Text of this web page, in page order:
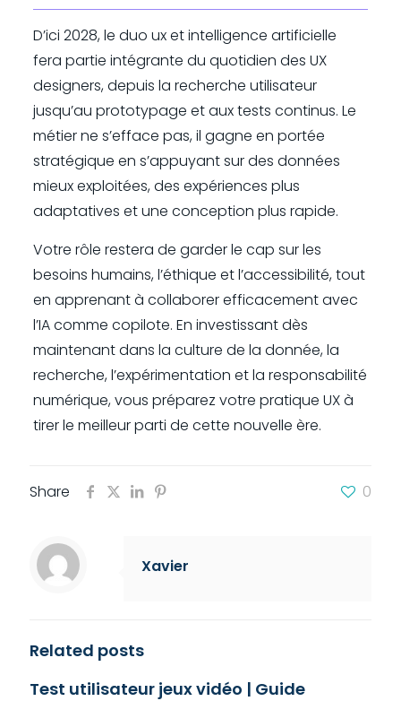
D’ici 2028, le duo ux et intelligence artificielle
fera partie intégrante du quotidien des UX
designers, depuis la recherche utilisateur
jusqu’au prototypage et aux tests continus. Le
métier ne s’efface pas, il gagne en portée
stratégique en s’appuyant sur des données
mieux exploitées, des expériences plus
adaptatives et une conception plus rapide.
Votre rôle restera de garder le cap sur les
besoins humains, l’éthique et l’accessibilité, tout
en apprenant à collaborer efficacement avec
l’IA comme copilote. En investissant dès
maintenant dans la culture de la donnée, la
recherche, l’expérimentation et la responsabilité
numérique, vous préparez votre pratique UX à
tirer le meilleur parti de cette nouvelle ère.
Share 0
Xavier
Related posts
Test utilisateur jeux vidéo | Guide